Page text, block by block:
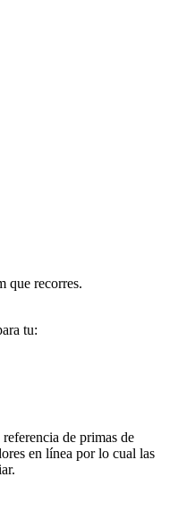
que recorres.
tu:
de primas de
en línea por lo cual las